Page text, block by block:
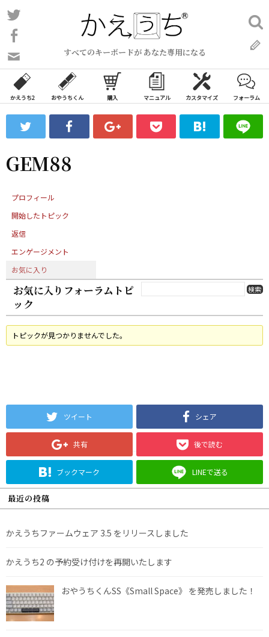
コ
ン
ン
ツ
ス
ッ
すべてのキーボードが あなた専用になる
い
合
わ
フ
ォ
ム
検
索:
かえうち2 おやうちくん 購入 マニュアル カスタマイズ フォーラム
GEM88
プロフィール
開始したトピック
返信
エンゲージメント
お気に入り
お気に入りフォーラムトピ
ック
トピックが見つかりませんでした。
ツイート シェア
共有 後で読む
ブックマーク LINEで送る
最近の投稿
かえうちファームウェア 3.5 をリリースしました
かえうち2 の予約受け付けを再開いたします
おやうちくんSS《Small Space》 を発売しました！